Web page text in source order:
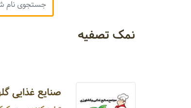
نمک تصفیه
صنایع غذایی